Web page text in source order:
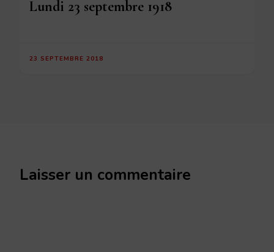
Lundi 23 septembre 1918
23 SEPTEMBRE 2018
Laisser un commentaire